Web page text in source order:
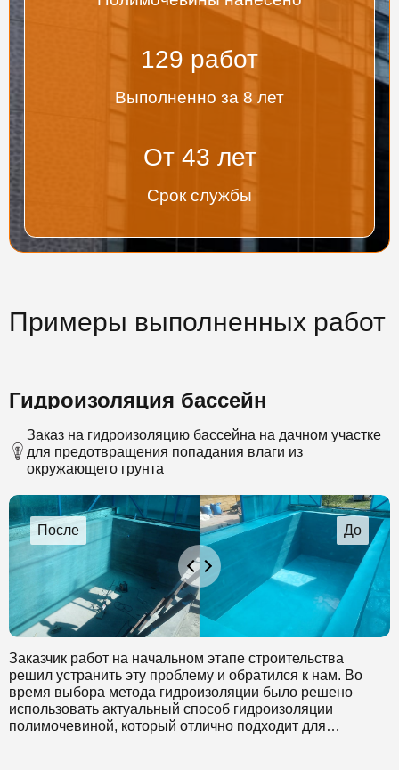
135 работ
Выполненно за 8 лет
От 45 лет
Срок службы
Примеры выполненных работ
Гидроизоляция бассейн
Заказ на гидроизоляцию бассейна на дачном участке
для предотвращения попадания влаги из
окружающего грунта
Заказчик работ на начальном этапе строительства
решил устранить эту проблему и обратился к нам. Во
время выбора метода гидроизоляции было решено
использовать актуальный способ гидроизоляции
полимочевиной, который отлично подходит для